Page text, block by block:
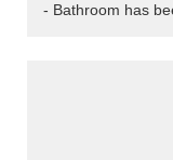
- Bathroom has